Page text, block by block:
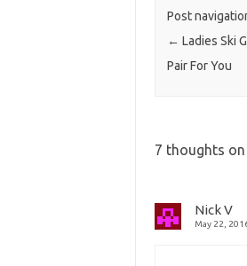
Post
← Ladies Ski
Pair For You
7 thoughts on
Nick V
May 22,